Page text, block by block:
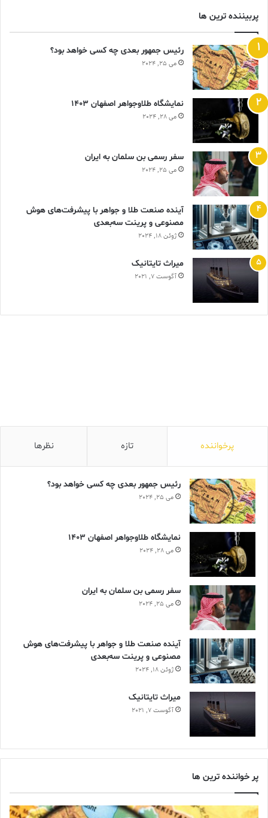
پربیننده ترین ها
رئیس جمهور بعدی چه کسی خواهد بود؟
می 25, 2024
نمایشگاه طلاوجواهر اصفهان 1403
می 28, 2024
سفر رسمی بن سلمان به ایران
می 25, 2024
آینده صنعت طلا و جواهر با پیشرفت‌های هوش
مصنوعی و پرینت سه‌بعدی
ژوئن 18, 2024
ميراث تايتانيک
آگوست 7, 2021
پرخواننده تازه نظرها
رئیس جمهور بعدی چه کسی خواهد بود؟
می 25, 2024
نمایشگاه طلاوجواهر اصفهان 1403
می 28, 2024
سفر رسمی بن سلمان به ایران
می 25, 2024
آینده صنعت طلا و جواهر با پیشرفت‌های هوش
مصنوعی و پرینت سه‌بعدی
ژوئن 18, 2024
ميراث تايتانيک
آگوست 7, 2021
پر خواننده ترین ها